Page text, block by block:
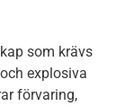
som krävs
explosiva
förvaring,